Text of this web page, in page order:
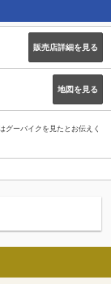
販売店詳細を見る
地図を見る
グーバイクを見たとお伝えく